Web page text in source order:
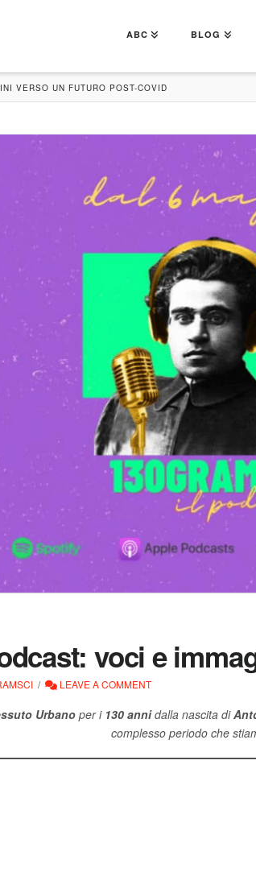
ABC BLOG
VERSO UN FUTURO POST-COVID
voci e
LEAVE A COMMENT
Urbano per i 130 annidalla nascita di
complesso periodo che